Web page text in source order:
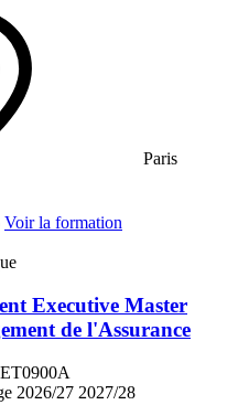
Paris
Voir la formation
Executive Master
de l'Assurance
2026/27 2027/28